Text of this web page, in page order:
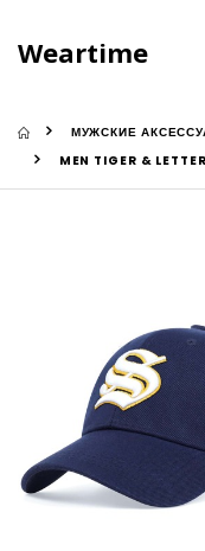
Weartime
МУЖСКИЕ
MEN TIGER &